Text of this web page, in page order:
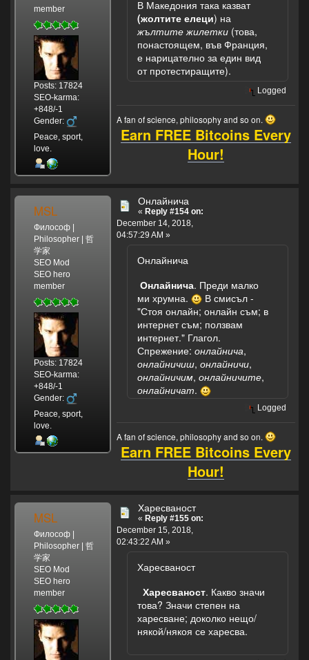
member
Posts: 17824
SEO-karma:
+848/-1
Gender:
Peace, sport,
love.
В Македония така казват
(жолтите елеци) на
жълтите жилетки (това,
понастоящем, във Франция,
е нарицателно за един вид
от протестиращите).
Logged
A fan of science, philosophy and so on.
Earn FREE Bitcoins Every
Hour!
MSL
Философ |
Philosopher | 哲
学家
SEO Mod
SEO hero
member
Posts: 17824
SEO-karma:
+848/-1
Gender:
Peace, sport,
love.
Онлайнича
« Reply #154 on:
December 14, 2018,
04:57:29 AM »
Онлайнича
Онлайнича. Преди малко
ми хрумна.
В смисъл -
"Стоя онлайн; онлайн съм; в
интернет съм; ползвам
интернет." Глагол.
Спрежение: онлайнича,
онлайничиш, онлайничи,
онлайничим, онлайничите,
онлайничат.
Logged
A fan of science, philosophy and so on.
Earn FREE Bitcoins Every
Hour!
MSL
Философ |
Philosopher | 哲
学家
SEO Mod
SEO hero
member
Харесваност
« Reply #155 on:
December 15, 2018,
02:43:22 AM »
Харесваност
Харесваност. Какво значи
това? Значи степен на
харесване; доколко нещо/
някой/някоя се харесва.